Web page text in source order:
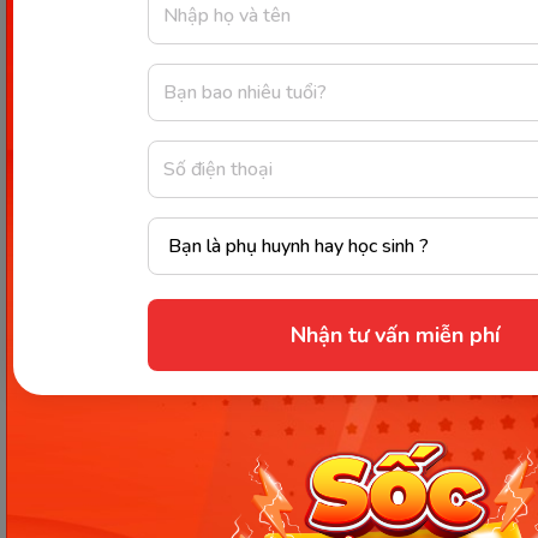
Nhận tư vấn miễn phí
Dấu hiệu sinh non
Bà bầu 32 tuần bị đau bụng dưới có thể là dấu hiệu
thắt lưng kéo dài, âm ỉ nhiều ngày. Các cơn đau đột
ngột giống như đau bụng kinh. Sinh non rất nguy
hiểm, mẹ bầu không nên chủ quan.